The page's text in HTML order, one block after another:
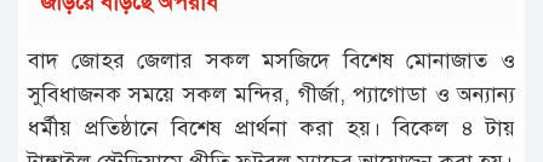
বাদ জোহর জেলার সকল মসজিদে বিশেষ মোনাজাত ও
সুবিধাজনক সময়ে সকল মন্দির, গীর্জা, প্যাগোডা ও অন্যান্য
ধর্মীয় প্রতিষ্ঠানে বিশেষ প্রার্থনা করা হয়। বিকেল ৪ টায়